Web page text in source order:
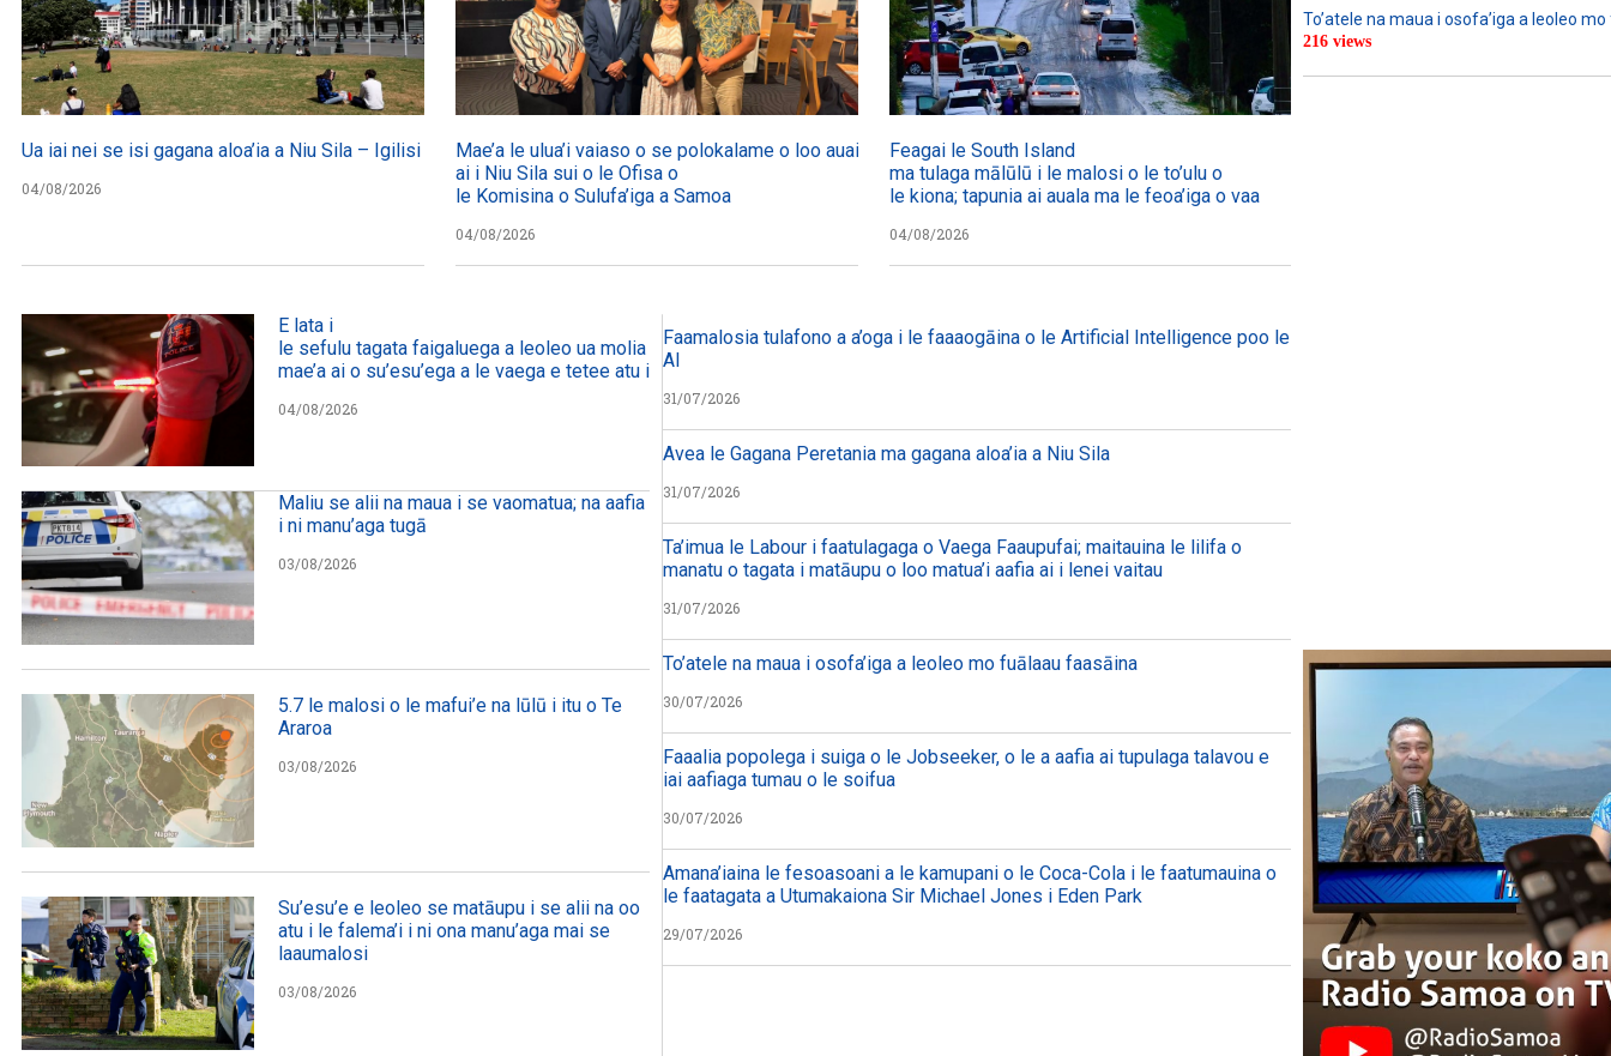
Ua iai nei se isi gagana aloa’ia a Niu Sila – Igilisi
04/08/2026
Mae’a le ulua’i vaiaso o se polokalame o loo auai mai
ai i Niu Sila sui o le Ofisa o
le Komisina o Sulufa’iga a Samoa
04/08/2026
Feagai le South Island
ma tulaga mālūlū i le malosi o le to’ulu o
le kiona; tapunia ai auala ma le feoa’iga o vaa
04/08/2026
To’atele na maua i osofa’iga a leoleo
216 views
E lata i
le sefulu tagata faigaluega a leoleo ua molia i le tulafono i le
mae’a ai o su’esu’ega a le vaega e tetee atu i faiga pi’opi’o
04/08/2026
Maliu se alii na maua i se vaomatua; na aafia
i ni manu’aga tugā
03/08/2026
5.7 le malosi o le mafui’e na lūlū i itu o Te
Araroa
03/08/2026
Su’esu’e e leoleo se matāupu i se alii na oo
atu i le falema’i i ni ona manu’aga mai se
laaumalosi
03/08/2026
Faamalosia tulafono a a’oga i le faaaogāina o le Artificial Intelligence poo le
AI
31/07/2026
Avea le Gagana Peretania ma gagana aloa’ia a Niu Sila
31/07/2026
Ta’imua le Labour i faatulagaga o Vaega Faaupufai; maitauina le lilifa o
manatu o tagata i matāupu o loo matua’i aafia ai i lenei vaitau
31/07/2026
To’atele na maua i osofa’iga a leoleo mo fuālaau faasāina
30/07/2026
Faaalia popolega i suiga o le Jobseeker, o le a aafia ai tupulaga talavou e
iai aafiaga tumau o le soifua
30/07/2026
Amana’iaina le fesoasoani a le kamupani o le Coca-Cola i le faatumauina o
le faatagata a Utumakaiona Sir Michael Jones i Eden Park
29/07/2026